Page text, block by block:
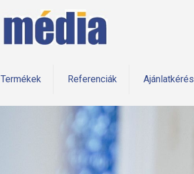
Termékek Referenciák Ajánlatkérés